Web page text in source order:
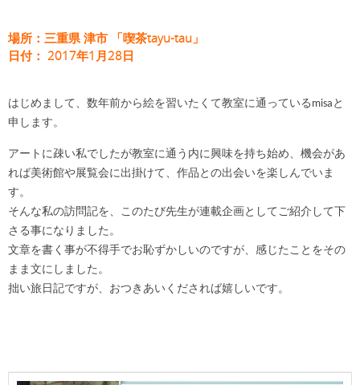
場所：三重県 津市 「喫茶tayu-tau」
日付： 2017年1月28日
はじめまして、数年前から絵を習いたくて教室に通っているmisaと
申します。
アートに疎い私でしたが教室に通う内に興味を持ち始め、機会があ
れば美術館や展覧会に出掛けて、作品との出会いを楽しんでいま
す。
そんな私の訪問記を、このたび先生が連載企画としてご紹介して下
さる事になりました。
文章を書く事が不得手でお恥ずかしいのですが、感じたことをその
まま文にしました。
拙い旅日記ですが、おつきあいくだされば嬉しいです。